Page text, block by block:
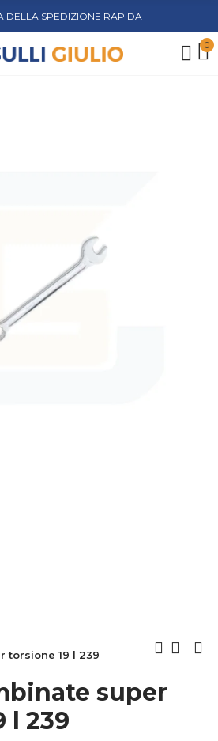
DELLA SPEDIZIONE RAPIDA
0
torsione 19 l 239
super
l 239